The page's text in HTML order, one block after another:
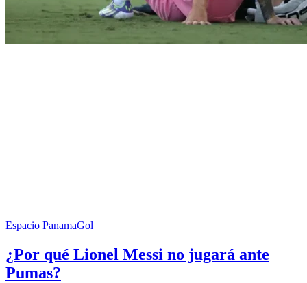
Espacio PanamaGol
¿Por qué Lionel Messi no jugará ante
Pumas?